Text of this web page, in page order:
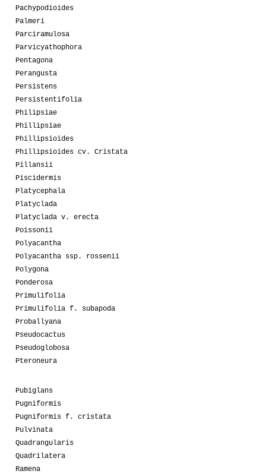
Pachypodioides
Palmeri
Parciramulosa
Parvicyathophora
Pentagona
Perangusta
Persistens
Persistentifolia
Philipsiae
Phillipsiae
Phillipsioides
Phillipsioides cv. Cristata
Pillansii
Piscidermis
Platycephala
Platyclada
Platyclada v. erecta
Poissonii
Polyacantha
Polyacantha ssp. rossenii
Polygona
Ponderosa
Primulifolia
Primulifolia f. subapoda
Proballyana
Pseudocactus
Pseudoglobosa
Pteroneura
Pubiglans
Pugniformis
Pugniformis f. cristata
Pulvinata
Quadrangularis
Quadrilatera
Ramena